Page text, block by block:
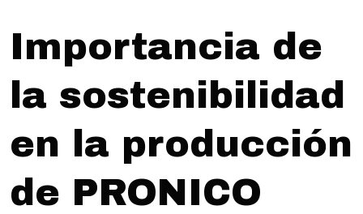
Importancia de
la sostenibilidad
en la producción
de PRONICO